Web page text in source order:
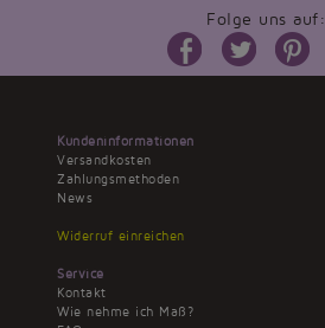
Folge uns auf:
Kundeninformationen
Versandkosten
Zahlungsmethoden
News
Widerruf einreichen
Service
Kontakt
Wie nehme ich Maß?